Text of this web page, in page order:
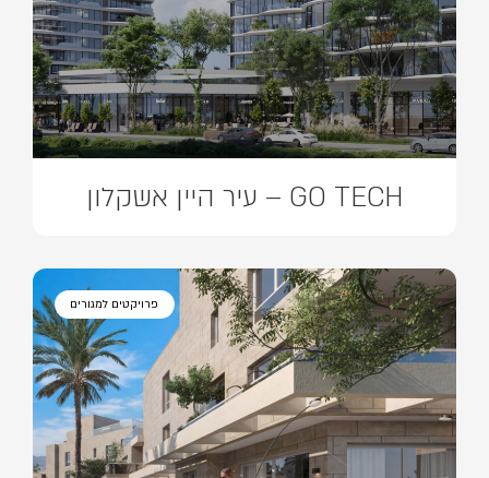
GO TECH – עיר היין אשקלון
פרויקטים למגורים